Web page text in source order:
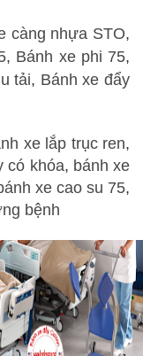
càng nhựa STO,
, Bánh xe phi 75,
tải, Bánh xe đẩy
xe lắp trục ren,
có khóa, bánh xe
xe cao su 75,
bệnh